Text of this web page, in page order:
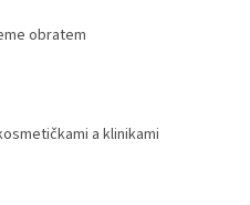
obratem
a klinikami